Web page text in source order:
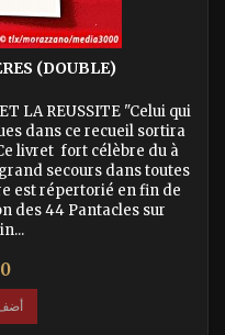
(DOUBLE)
LA REUSSITE "Celui qui
dans ce recueil sortira
livret fort célèbre du à
secours dans toutes
est répertorié en fin de
des 44 Pantacles sur
€